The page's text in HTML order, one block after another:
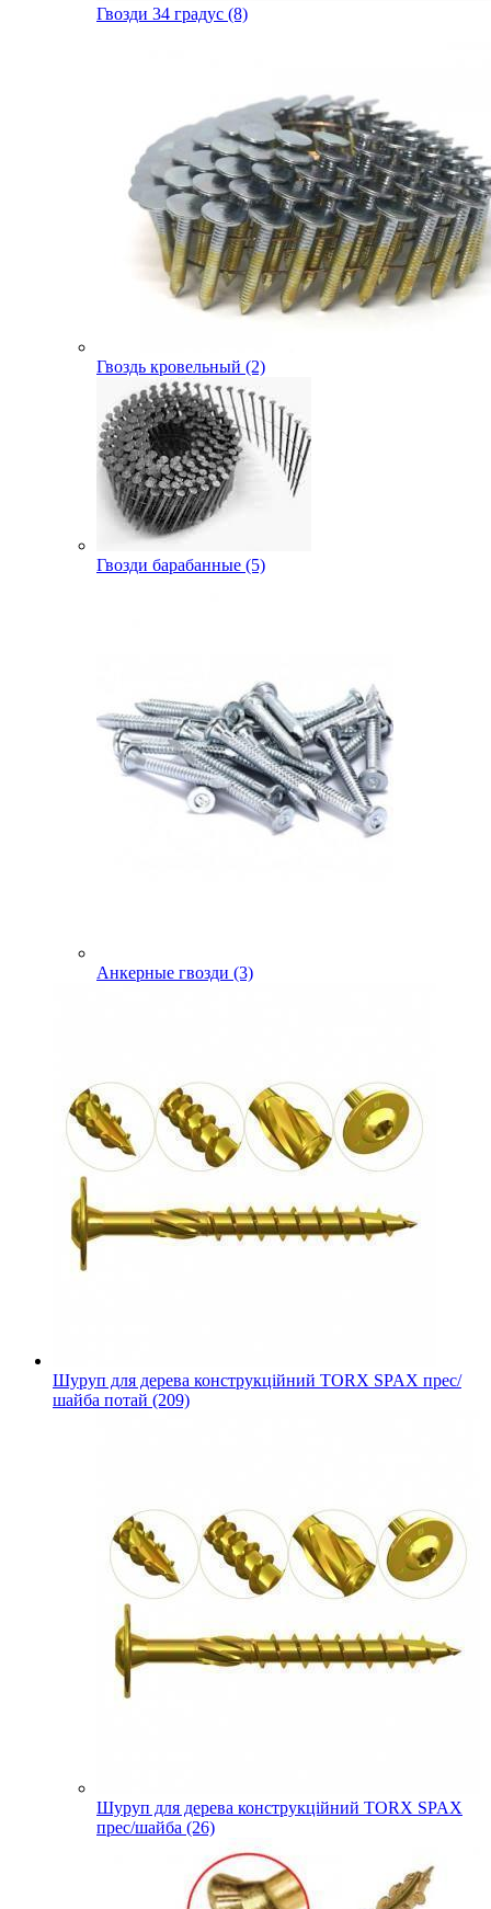
Гвозди 34 градус (8)
Гвоздь кровельный (2)
Гвозди барабанные (5)
Анкерные гвозди (3)
Шуруп для дерева конструкційний TORX SPAX прес/
шайба потай (209)
Шуруп для дерева конструкційний TORX SPAX
прес/шайба (26)